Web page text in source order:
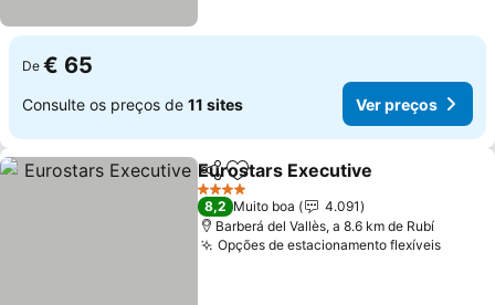
De € 65
Consulte os preços de 11 sites Ver preços
PartilharAdicionar aos favoritos
Eurostars Executive
4 Estrelas
8,2 Muito boa
4.091
Barberá del Vallès, a 8.6 km de Rubí
Opções de estacionamento flexíveis